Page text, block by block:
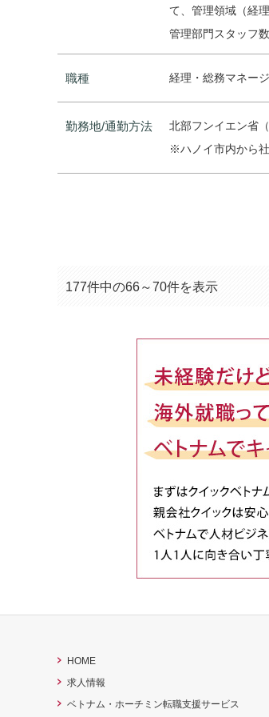
て、管理領域（経
管理部門スタッフ
職種 経理・総務マネー
勤務地/通勤方法
北部フンイエン省
※ハノイ市内から
177件中の66～70件を表示
HOME
求人情報
ベトナム・ホーチミン転職支援サービス